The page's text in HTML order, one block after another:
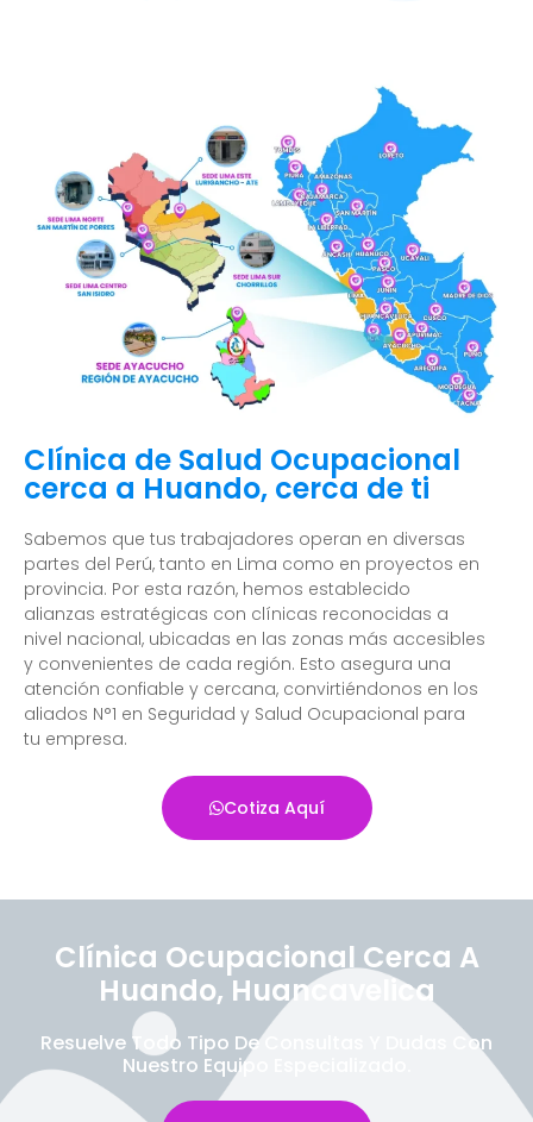
Clínica de Salud Ocupacional
cerca a Huando, cerca de ti
Sabemos que tus trabajadores operan en diversas
partes del Perú, tanto en Lima como en proyectos en
provincia. Por esta razón, hemos establecido
alianzas estratégicas con clínicas reconocidas a
nivel nacional, ubicadas en las zonas más accesibles
y convenientes de cada región. Esto asegura una
atención confiable y cercana, convirtiéndonos en los
aliados N°1 en Seguridad y Salud Ocupacional para
tu empresa.
Cotiza Aquí
Clínica Ocupacional Cerca A
Huando, Huancavelica
Resuelve Todo Tipo De Consultas Y Dudas Con
Nuestro Equipo Especializado.